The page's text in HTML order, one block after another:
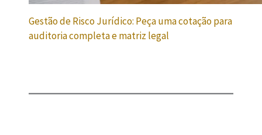
Gestão de Risco Jurídico: Peça uma cotação para
auditoria completa e matriz legal